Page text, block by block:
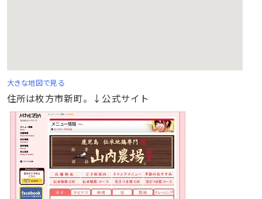
大きな地図で見る
住所は枚方市新町。↓公式サイト